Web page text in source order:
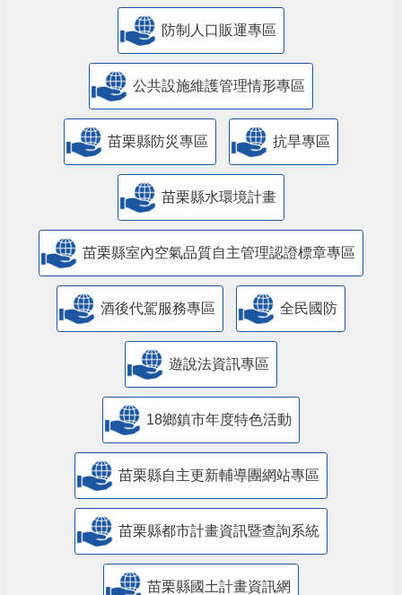
防制人口販運專區
​公共設施維護管理情形專區
苗栗縣防災專區 抗旱專區
苗栗縣水環境計畫
苗栗縣室內空氣品質自主管理認證標章專區
酒後代駕服務專區 全民國防
遊說法資訊專區
18鄉鎮市年度特色活動
苗栗縣自主更新輔導團網站專區
苗栗縣都市計畫資訊暨查詢系統
苗栗縣國土計畫資訊網